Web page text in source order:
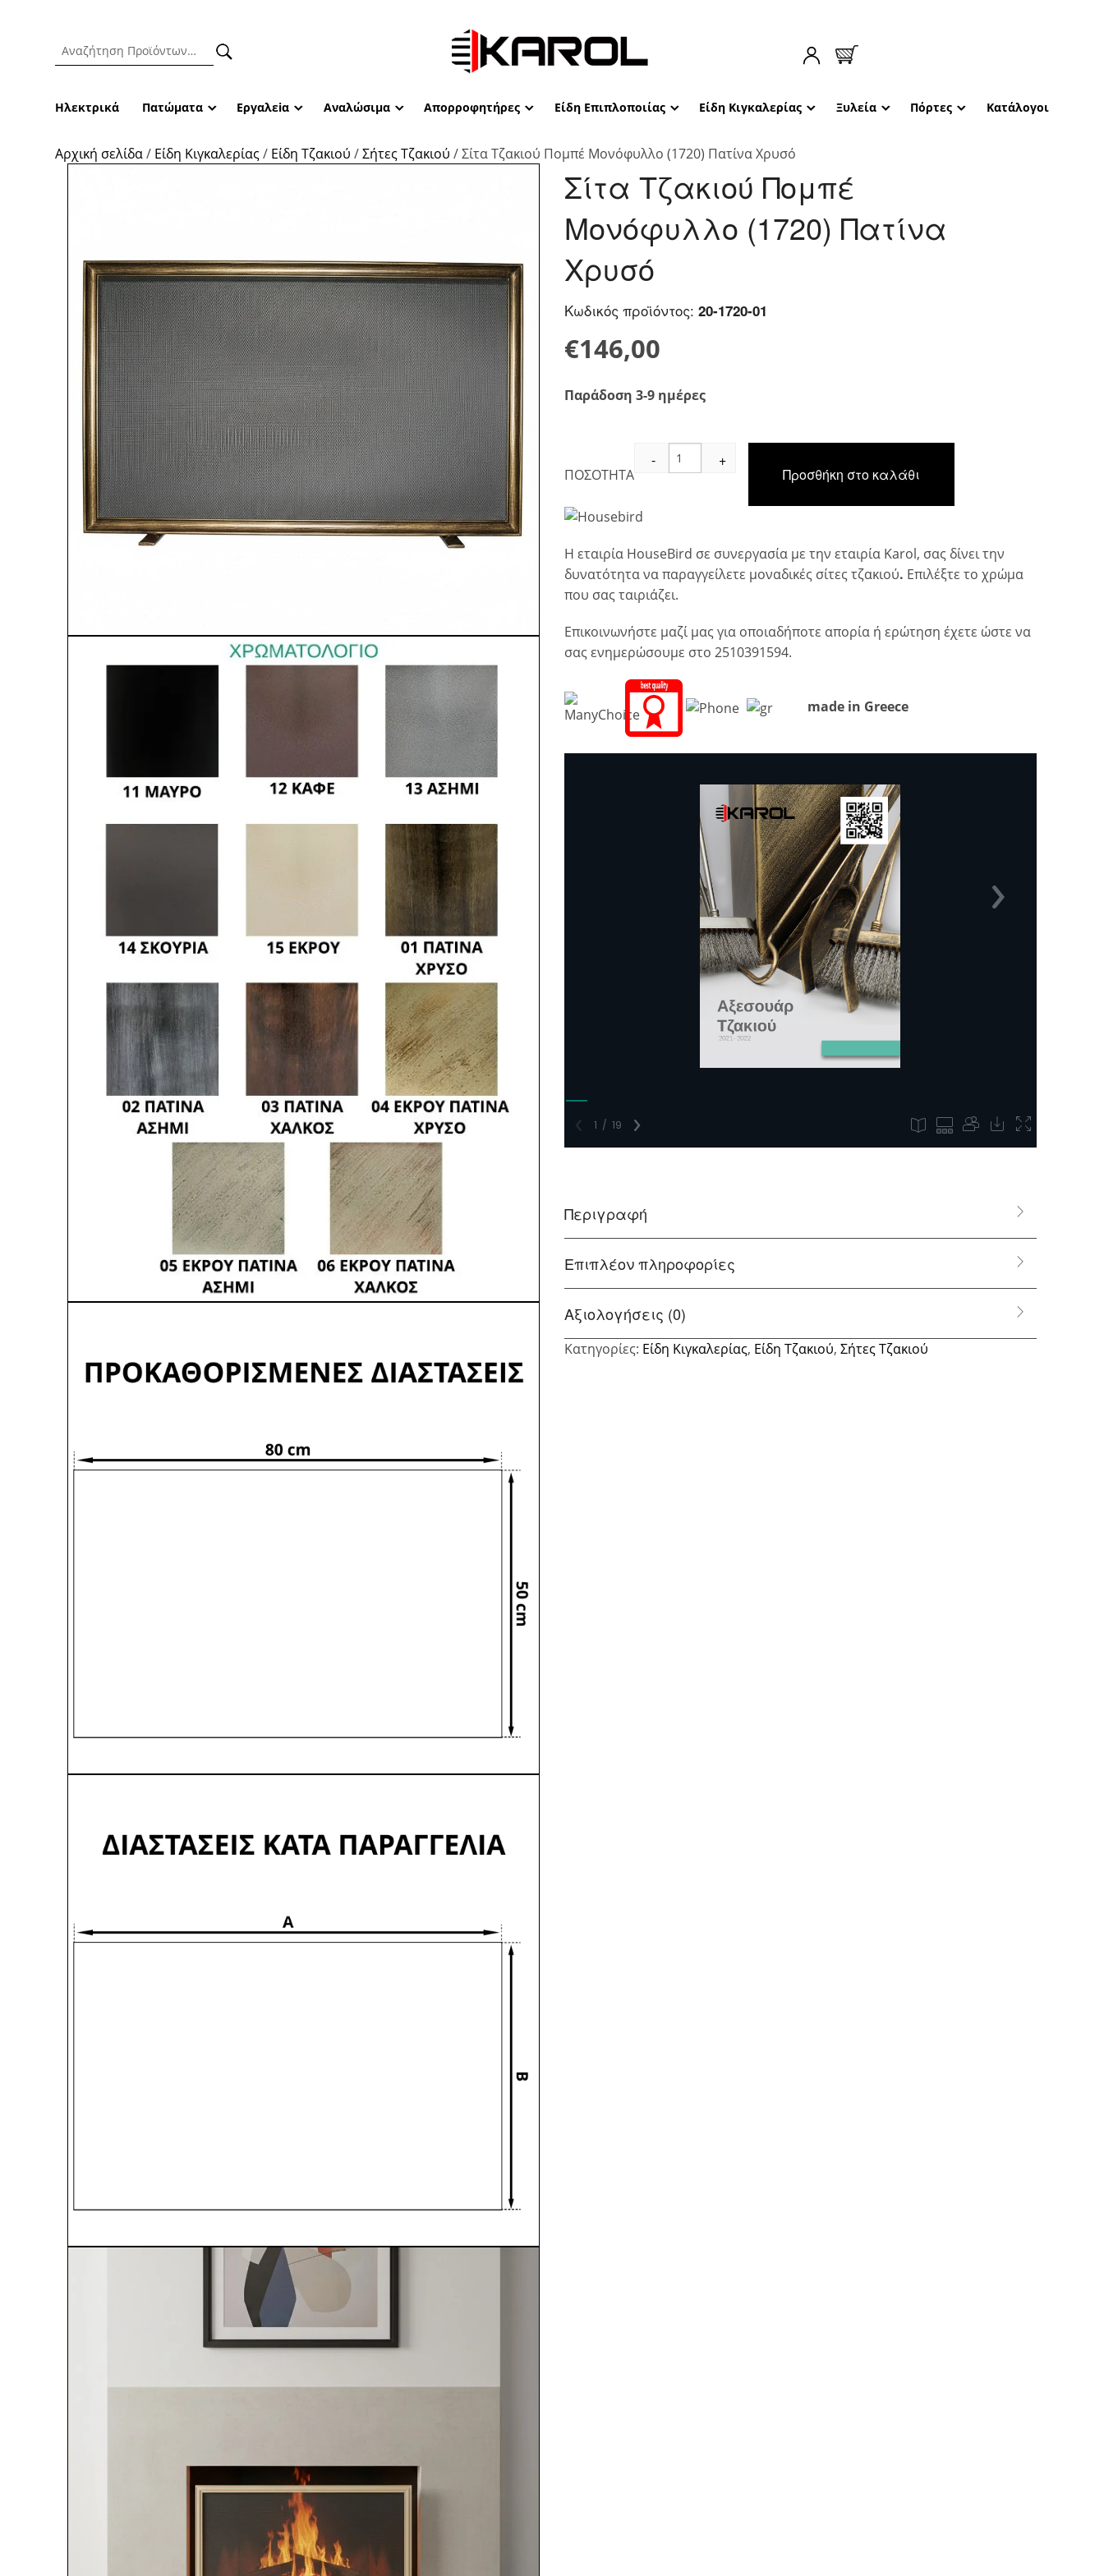
Ηλεκτρικά Πατώματα Εργαλεiα Αναλώσιμα Απορροφητήρες Είδη Επιπλοποιίας Είδη Κιγκαλερίας Ξυλεία Πόρτες Κατάλογοι
Αρχική σελίδα/ Είδη Κιγκαλερίας/ Είδη Τζακιού /Σήτες Τζακιού / Σίτα Τζακιού Πομπέ Μονόφυλλο (1720) Πατίνα Χρυσό
Σίτα Τζακιού Πομπέ
Μονόφυλλο (1720) Πατίνα
Χρυσό
Κωδικός προϊόντος: 20-1720-01
€146,00
Παράδοση 3-9 ημέρες
ΠΟΣΟΤΗΤΑ
-
(1720)
Χρυσό
ποσότητα
+
Προσθήκη στο καλάθι
Η εταιρία HouseBird σε συνεργασία με την εταιρία Karol, σας δίνει την
δυνατότητα να παραγγείλετε μοναδικές σίτες τζακιού. Επιλέξτε το χρώμα
που σας ταιριάζει.
Επικοινωνήστε μαζί μας για οποιαδήποτε απορία ή ερώτηση έχετε ώστε να
σας ενημερώσουμε στο 2510391594.
made in Greece
Περιγραφή
Επιπλέον πληροφορίες
Αξιολογήσεις (0)
Κατηγορίες: Είδη Κιγκαλερίας, Είδη Τζακιού, Σήτες Τζακιού